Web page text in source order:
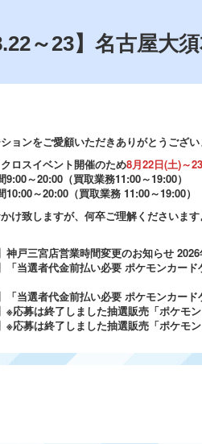
～23】名古屋大
ョンをご愛顧いただきありがとうござ
ロスイベント開催のため8月22日(土)～
～20:00（買取業務11:00～19:00）
～20:00（買取業務 11:00～19:00）
け致しますが、何卒ご理解くださいま
神戸三宮店営業時間変更のお知らせ
「当選者代金前払い必要 ポケモンカー
「当選者代金前払い必要 ポケモンカー
※応募は終了しました抽選販売「ポケ
※応募は終了しました抽選販売「ポケ